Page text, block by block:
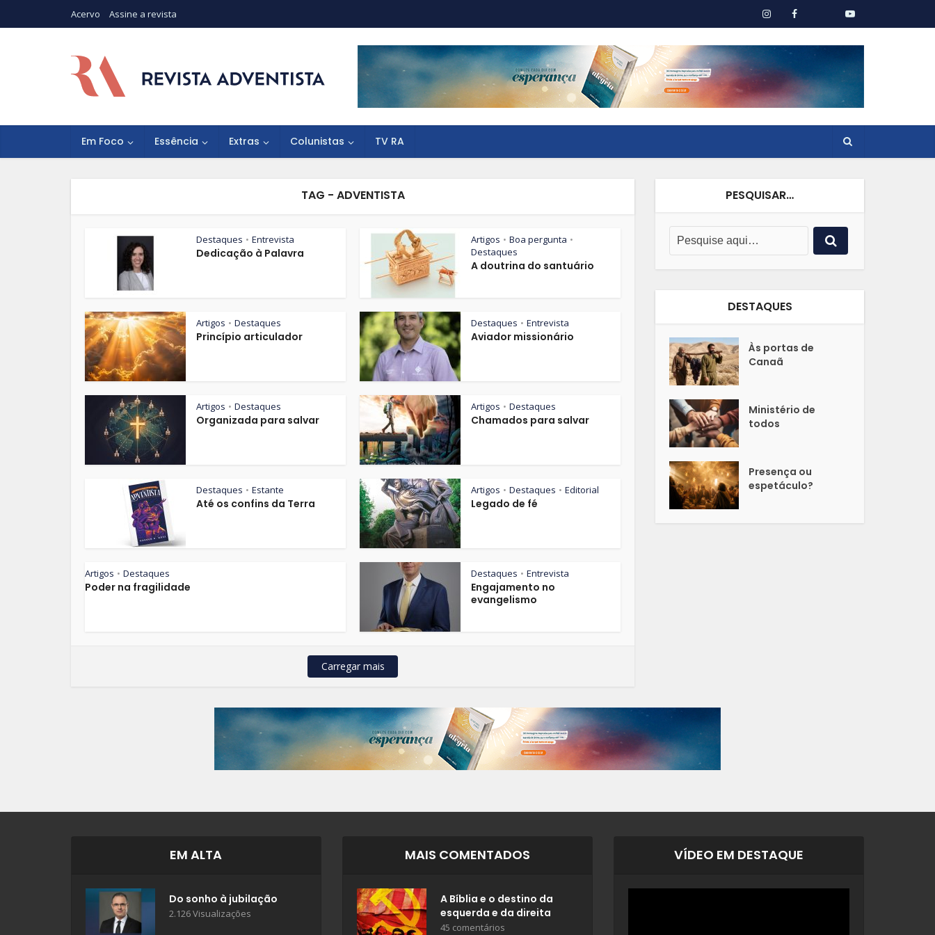
Acervo Assine a revista
Em Foco Essência Extras Colunistas TV RA
TAG - ADVENTISTA
Destaques • Entrevista
Dedicação à Palavra
Artigos • Boa pergunta •
Destaques
A doutrina do santuário
Artigos • Destaques
Princípio articulador
Destaques • Entrevista
Aviador missionário
Artigos • Destaques
Organizada para salvar
Artigos • Destaques
Chamados para salvar
Destaques • Estante
Até os confins da Terra
Artigos • Destaques • Editorial
Legado de fé
Artigos • Destaques
Poder na fragilidade
Destaques • Entrevista
Engajamento no
evangelismo
Carregar mais
PESQUISAR…
DESTAQUES
Às portas de
Canaã
Ministério de
todos
Presença ou
espetáculo?
EM ALTA
Do sonho à jubilação
2.126 Visualizações
MAIS COMENTADOS
A Bíblia e o destino da
esquerda e da direita
45 comentários
VÍDEO EM DESTAQUE